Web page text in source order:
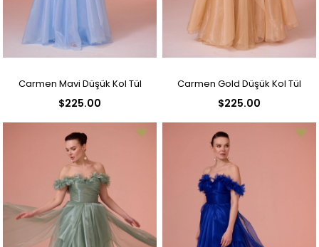
Carmen Mavi Düşük Kol Tül
$225.00
Carmen Gold Düşük Kol Tül
$225.00